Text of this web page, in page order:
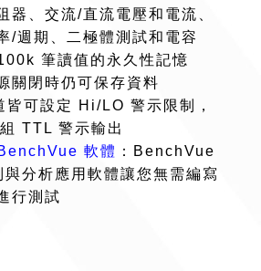
器、交流/直流電壓和電流、
/週期、二極體測試和電容
筆讀值的永久性記憶
關閉時仍可保存資料
皆可設定 Hi/LO 警示限制，
TTL 警示輸出
軟體 ：BenchVue
與分析應用軟體讓您無需編寫
行測試